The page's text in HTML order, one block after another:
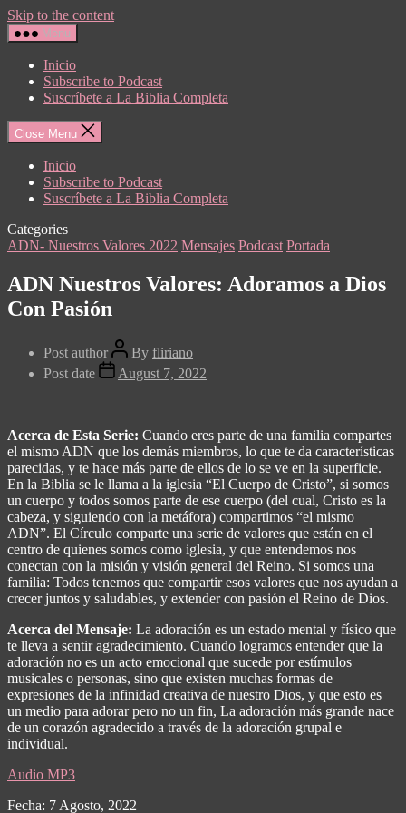
Skip to the content
Menu
Inicio
Subscribe to Podcast
Suscríbete a La Biblia Completa
Close Menu
Inicio
Subscribe to Podcast
Suscríbete a La Biblia Completa
Categories
ADN- Nuestros Valores 2022 Mensajes Podcast Portada
ADN Nuestros Valores: Adoramos a Dios
Con Pasión
Post author By fliriano
Post date
August 7, 2022
Acerca de Esta Serie: Cuando eres parte de una familia compartes
el mismo ADN que los demás miembros, lo que te da características
parecidas, y te hace más parte de ellos de lo se ve en la superficie.
En la Biblia se le llama a la iglesia “El Cuerpo de Cristo”, si somos
un cuerpo y todos somos parte de ese cuerpo (del cual, Cristo es la
cabeza, y siguiendo con la metáfora) compartimos “el mismo
ADN”. El Círculo comparte una serie de valores que están en el
centro de quienes somos como iglesia, y que entendemos nos
conectan con la misión y visión general del Reino. Si somos una
familia: Todos tenemos que compartir esos valores que nos ayudan a
crecer juntos y saludables, y extender con pasión el Reino de Dios.
Acerca del Mensaje: La adoración es un estado mental y físico que
te lleva a sentir agradecimiento. Cuando logramos entender que la
adoración no es un acto emocional que sucede por estímulos
musicales o personas, sino que existen muchas formas de
expresiones de la infinidad creativa de nuestro Dios, y que esto es
un medio para adorar pero no un fin, La adoración más grande nace
de un corazón agradecido a través de la adoración grupal e
individual.
Audio MP3
Fecha: 7 Agosto, 2022